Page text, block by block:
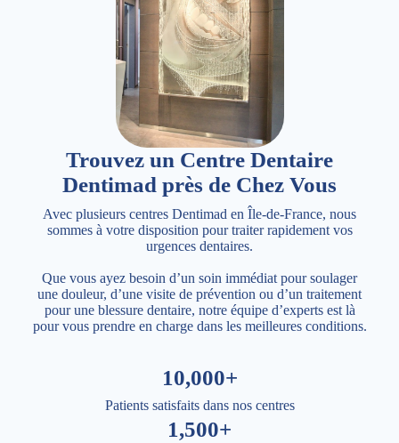
Trouvez un Centre Dentaire
Dentimad près de Chez Vous
Avec plusieurs centres Dentimad en Île-de-France, nous
sommes à votre disposition pour traiter rapidement vos
urgences dentaires.
Que vous ayez besoin d’un soin immédiat pour soulager
une douleur, d’une visite de prévention ou d’un traitement
pour une blessure dentaire, notre équipe d’experts est là
pour vous prendre en charge dans les meilleures conditions.
10,000+
Patients satisfaits dans nos centres
1,500+